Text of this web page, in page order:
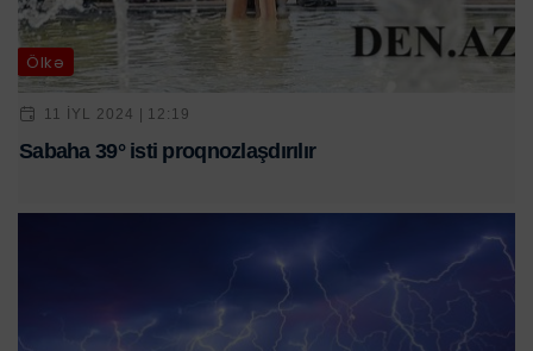
Ölkə
11 IYL 2024 | 12:19
Sabaha 39° isti proqnozlaşdırılır